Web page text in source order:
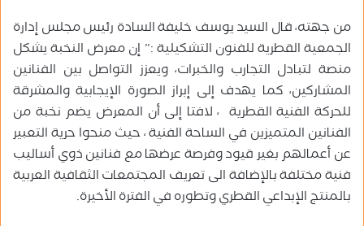
من جهته، قال السيد يوسف خليفة السادة رئيس مجلس إدارة
الجمعية القطرية للفنون التشكيلية :” إن معرض النخبة يشكل
منصة لتبادل التجارب والخبرات، ويعزز التواصل بين الفنانين
المشاركين، كما يهدف إلى إبراز الصورة الإيجابية والمشرقة
للحركة الفنية القطرية ، لافتا إلى أن المعرض يضم نخبة من
الفنانين المتميزين في الساحة الفنية ، حيث منحوا حرية التعبير
عن أعمالهم بغير قيود وفرصة عرضها مع فنانين ذوي أساليب
فنية مختلفة بالإضافة الى تعريف المجتمعات الثقافية العربية
بالمنتج الإبداعي القطري وتطوره في الفترة الأخيرة.